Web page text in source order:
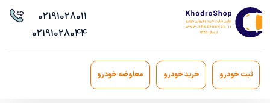
02191028011
02191028044
ثبت خودرو خرید خودرو معاوضه خودرو